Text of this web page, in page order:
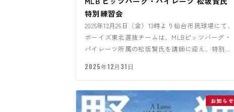
特別練習会
2025年12月26日（金）13時より仙台市民球場にて、
ボーイズ東北選抜チームは、MLBピッツバーグ・
パイレーツ所属の松坂賢氏を講師に迎え、特別練
2025年12月31日
お知らせ